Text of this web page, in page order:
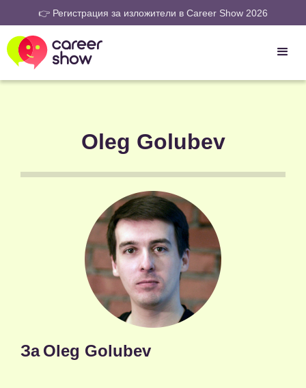
👉 Регистрация за изложители в Career Show 2026
Oleg Golubev
За Oleg Golubev